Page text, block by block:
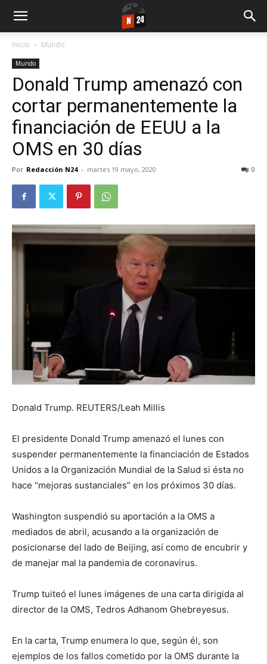
Inicio Mundo
Mundo
Donald Trump amenazó con
cortar permanentemente la
financiación de EEUU a la
OMS en 30 días
Por Redacción N24 - martes 19 mayo, 2020 0
Donald Trump. REUTERS/Leah Millis
El presidente Donald Trump amenazó el lunes con
suspender permanentemente la financiación de Estados
Unidos a la Organización Mundial de la Salud si ésta no
hace “mejoras sustanciales” en los próximos 30 días.
Washington suspendió su aportación a la OMS a
mediados de abril, acusando a la organización de
posicionarse del lado de Beijing, así como de encubrir y
de manejar mal la pandemia de coronavirus.
Trump tuiteó el lunes imágenes de una carta dirigida al
director de la OMS, Tedros Adhanom Ghebreyesus.
En la carta, Trump enumera lo que, según él, son
ejemplos de los fallos cometido por la OMS durante la